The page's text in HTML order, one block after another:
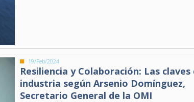
19/Feb/2024
Resiliencia y Colaboración: Las claves
industria según Arsenio Domínguez,
Secretario General de la OMI